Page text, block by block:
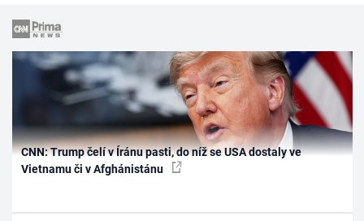
CNN: Trump čelí v Íránu pasti, do níž se USA dostaly ve
Vietnamu či v Afghánistánu